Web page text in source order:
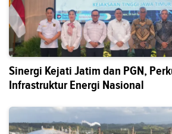
Sinergi Kejati Jatim dan PGN, Perkuat Tata Kelola
Infrastruktur Energi Nasional